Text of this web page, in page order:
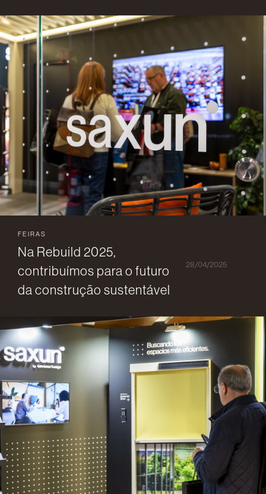
FEIRAS
Na Rebuild 2025,
contribuímos para o futuro
da construção sustentável
28/04/2025